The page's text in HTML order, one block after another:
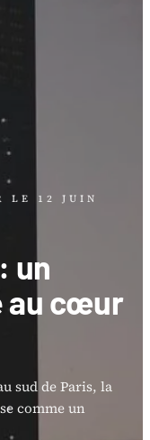
LE 12 JUIN
un
au cœur
sud de Paris, la
comme un